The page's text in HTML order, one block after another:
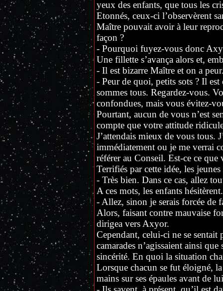
yeux des enfants, que tous les
Etonnés, ceux-ci l’observèrent
Maître pouvait avoir à leur
façon ?
- Pourquoi fuyez-vous donc
Une fillette s’avança alors et,
- Il est bizarre Maître et on a
- Peur de quoi, petits sots ? Il
sommes tous. Regardez-vous.
confondues, mais vous évitez-
Pourtant, aucun de vous n’est
compte que votre attitude
J’attendais mieux de vous tous.
immédiatement ou je me verrai
référer au Conseil. Est-ce ce que
Terrifiés par cette idée, les
- Très bien. Dans ce cas, allez
A ces mots, les enfants hésitèrent.
- Allez, sinon je serais forcée de
Alors, faisant contre mauvaise
dirigea vers Axyor.
Cependant, celui-ci ne se sentait
camarades n’agissaient ainsi
sincérité. En quoi la situation
Lorsque chacun se fut éloigné,
mains sur ses épaules avant de